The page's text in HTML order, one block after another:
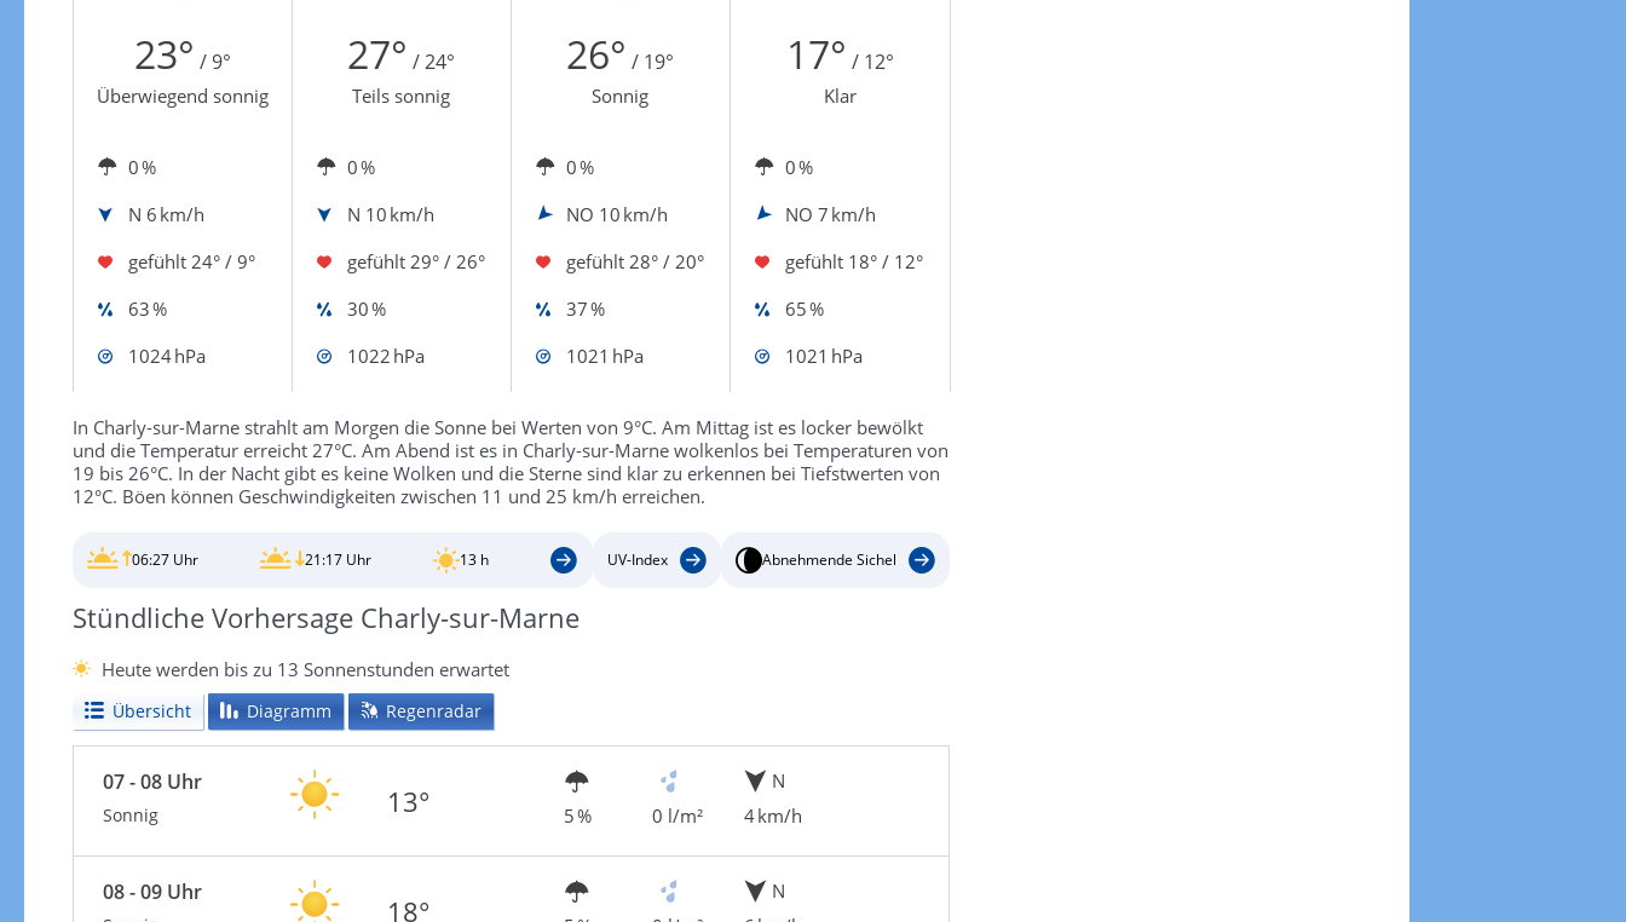
23° / 9° 27° / 24° 26° / 19° 17° / 12°
Überwiegend sonnig Teils sonnig Sonnig Klar
0 % 0 % 0 %
0 %
N 6 km/h N 10 km/h NO 10 km/h NO 7 km/h
gefühlt 24° / 9° gefühlt 29° / 26° gefühlt 28° / 20° gefühlt 18° / 12°
63 %
30 % 37 %
65 %
1024 hPa
1022 hPa 1021 hPa 1021 hPa
In Charly-sur-Marne strahlt am Morgen die Sonne bei Werten von 9°C. Am Mittag ist es locker bewölkt
und die Temperatur erreicht 27°C. Am Abend ist es in Charly-sur-Marne wolkenlos bei Temperaturen von
19 bis 26°C. In der Nacht gibt es keine Wolken und die Sterne sind klar zu erkennen bei Tiefstwerten von
12°C. Böen können Geschwindigkeiten zwischen 11 und 25 km/h erreichen.
06:27 Uhr 21:17 Uhr 13 h UV-Index Abnehmende Sichel
Stündliche Vorhersage Charly-sur-Marne
Heute werden bis zu 13 Sonnenstunden erwartet
Übersicht Diagramm Regenradar
07 - 08 Uhr
Sonnig 13° 5 % 0 l/m²
N
4 km/h
08 - 09 Uhr
18°
N